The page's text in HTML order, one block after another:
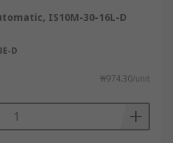
IS10M-30-16L-D
D
₩974.30/unit